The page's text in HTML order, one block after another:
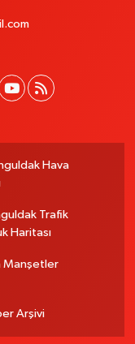
Hava
Trafik
Haritası
Manşetler
Arşivi